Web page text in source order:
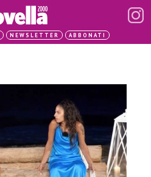
NEWSLETTER ABBONATI